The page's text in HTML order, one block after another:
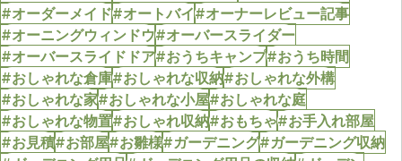
#オーダーメイド#オートバイ#オーナーレビュー記事
#オーニングウィンドウ#オーバースライダー
#オーバースライドドア#おうちキャンプ#おうち時間
#おしゃれな倉庫#おしゃれな収納#おしゃれな外構
#おしゃれな家#おしゃれな小屋#おしゃれな庭
#おしゃれな物置#おしゃれ収納#おもちゃ#お手入れ部屋
#お見積#お部屋#お雛様#ガーデニング#ガーデニング収納